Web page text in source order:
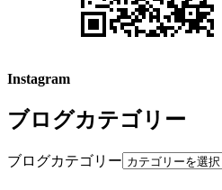
Instagram
ブログカテゴリー
ブログカテゴリー